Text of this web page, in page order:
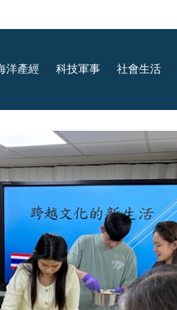
洋產經 科技軍事 社會生活